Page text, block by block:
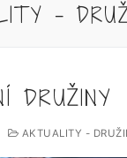
–
DRUŽINY
AKTUALITY -